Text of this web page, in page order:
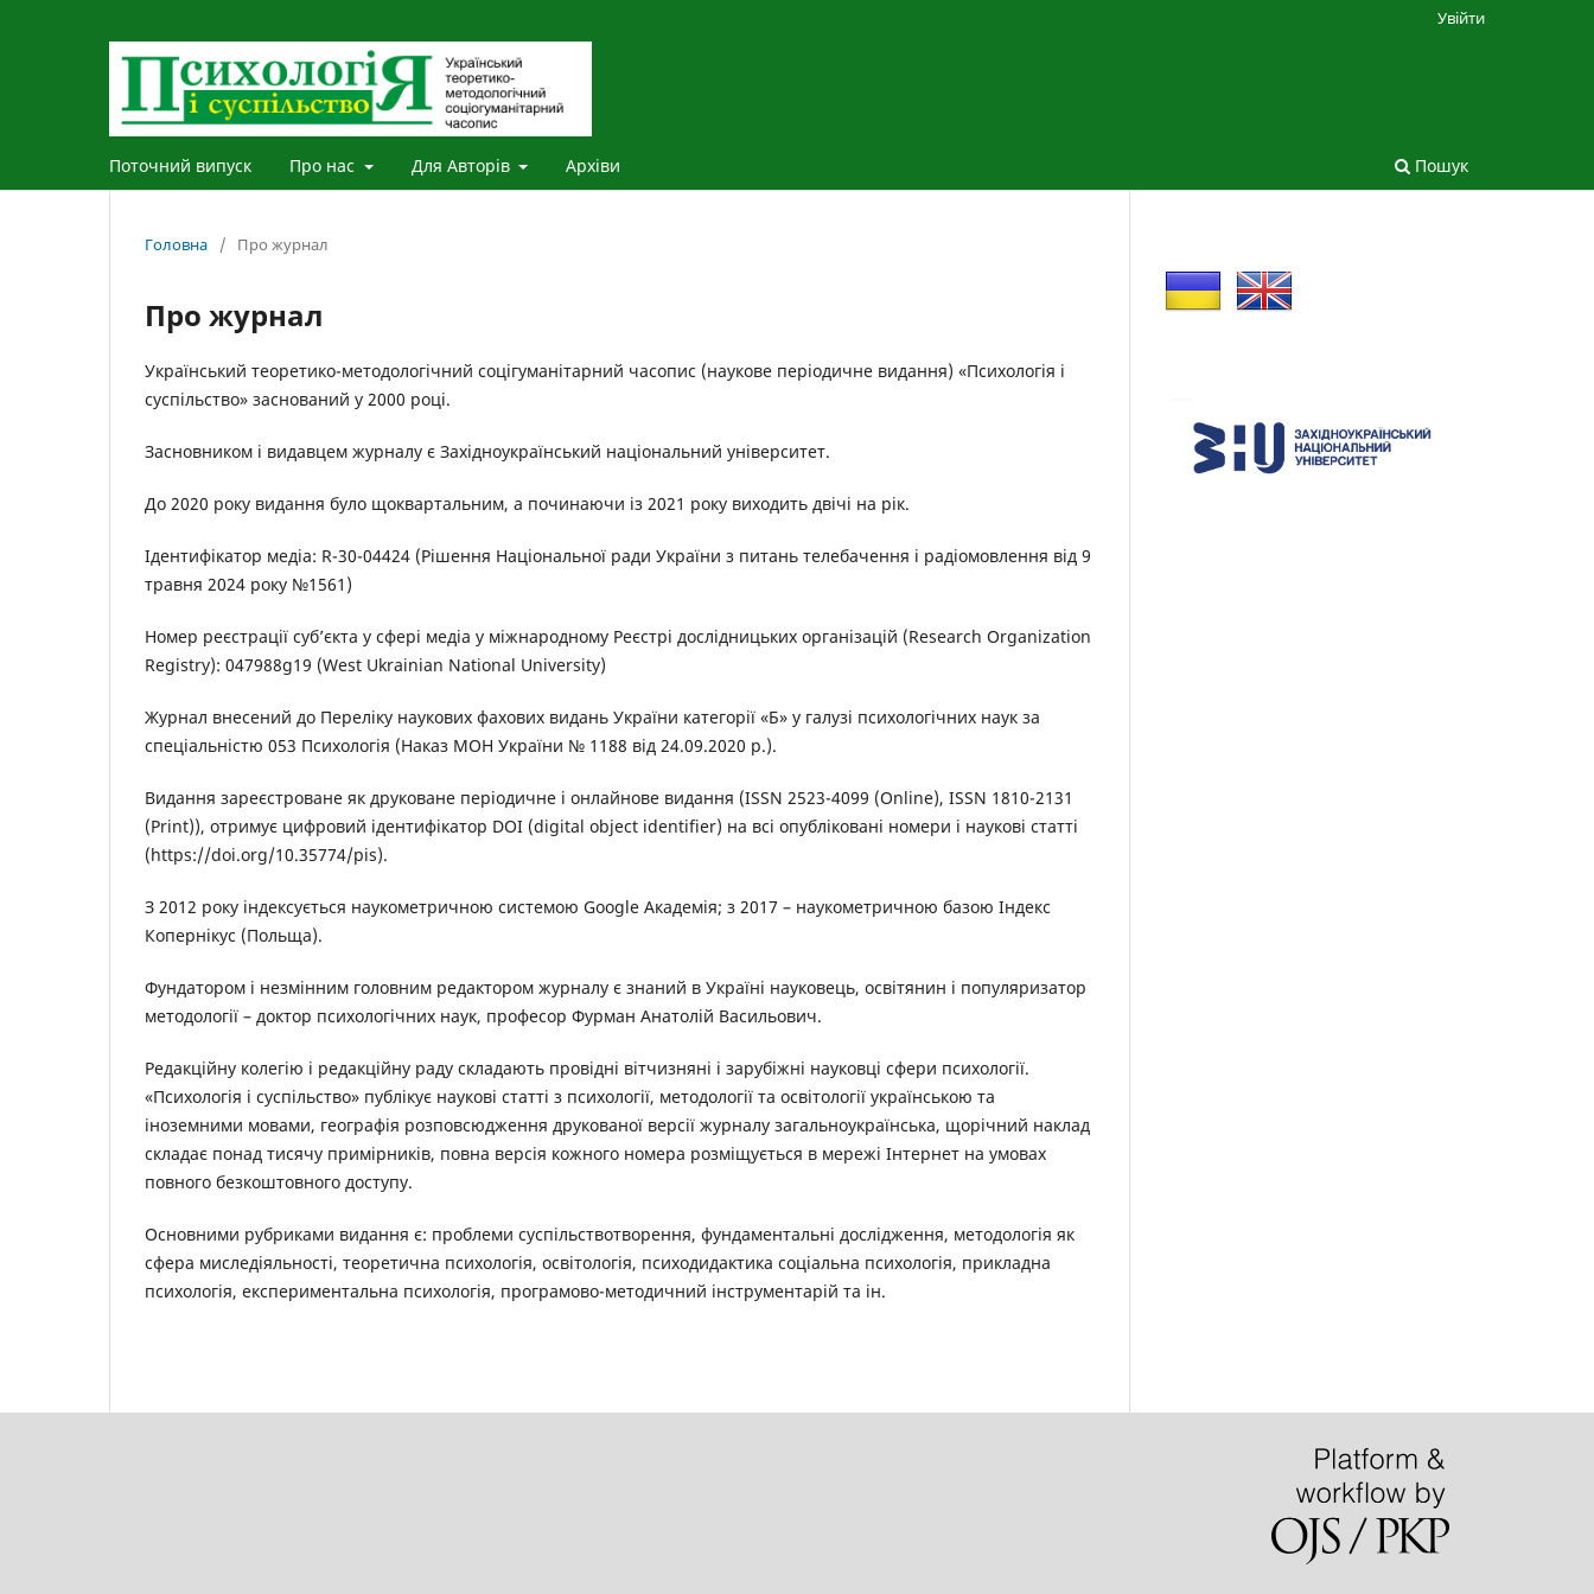
Поточний випуск Про нас Для Авторів Архіви Пошук
Увійти
Головна / Про журнал
Про журнал
Український теоретико-методологічний соцігуманітарний часопис (наукове періодичне видання) «Психологія і
суспільство» заснований у 2000 році.
Засновником і видавцем журналу є Західноукраїнський національний університет.
До 2020 року видання було щоквартальним, а починаючи із 2021 року виходить двічі на рік.
Ідентифікатор медіа: R-30-04424 (Рішення Національної ради України з питань телебачення і радіомовлення від 9
травня 2024 року №1561)
Номер реєстрації суб’єкта у сфері медіа у міжнародному Реєстрі дослідницьких організацій (Research Organization
Registry): 047988g19 (West Ukrainian National University)
Журнал внесений до Переліку наукових фахових видань України категорії «Б» у галузі психологічних наук за
спеціальністю 053 Психологія (Наказ МОН України № 1188 від 24.09.2020 р.).
Видання зареєстроване як друковане періодичне і онлайнове видання (ISSN 2523-4099 (Online), ISSN 1810-2131
(Print)), отримує цифровий ідентифікатор DOI (digital object identifier) на всі опубліковані номери і наукові статті
(https://doi.org/10.35774/pis).
З 2012 року індексується наукометричною системою Google Академія; з 2017 – наукометричною базою Індекс
Копернікус (Польща).
Фундатором і незмінним головним редактором журналу є знаний в Україні науковець, освітянин і популяризатор
методології – доктор психологічних наук, професор Фурман Анатолій Васильович.
Редакційну колегію і редакційну раду складають провідні вітчизняні і зарубіжні науковці сфери психології.
«Психологія і суспільство» публікує наукові статті з психології, методології та освітології українською та
іноземними мовами, географія розповсюдження друкованої версії журналу загальноукраїнська, щорічний наклад
складає понад тисячу примірників, повна версія кожного номера розміщується в мережі Інтернет на умовах
повного безкоштовного доступу.
Основними рубриками видання є: проблеми суспільствотворення, фундаментальні дослідження, методологія як
сфера миследіяльності, теоретична психологія, освітологія, психодидактика соціальна психологія, прикладна
психологія, експериментальна психологія, програмово-методичний інструментарій та ін.